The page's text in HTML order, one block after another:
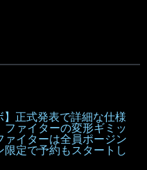
】正式発表で詳細な仕様
ファイターの変形ギミッ
ァイターは全員ポージン
限定で予約もスタートし